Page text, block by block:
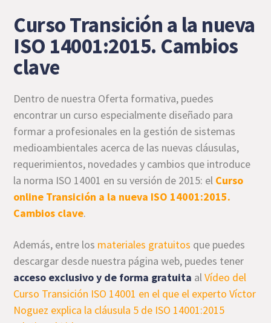
Curso Transición a la nueva
ISO 14001:2015. Cambios
clave
Dentro de nuestra Oferta formativa, puedes
encontrar un curso especialmente diseñado para
formar a profesionales en la gestión de sistemas
medioambientales acerca de las nuevas cláusulas,
requerimientos, novedades y cambios que introduce
la norma ISO 14001 en su versión de 2015: el Curso
online Transición a la nueva ISO 14001:2015.
Cambios clave.
Además, entre los materiales gratuitos que puedes
descargar desde nuestra página web, puedes tener
acceso exclusivo y de forma gratuita alVídeo del
Curso Transición ISO 14001 en el que el experto Víctor
Noguez explica la cláusula 5 de ISO 14001:2015